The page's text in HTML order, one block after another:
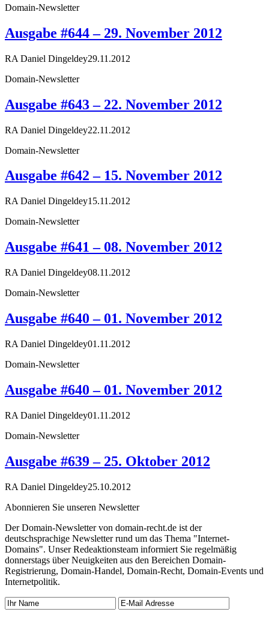
Domain-Newsletter
Ausgabe #644 – 29. November 2012
RA Daniel Dingeldey29.11.2012
Domain-Newsletter
Ausgabe #643 – 22. November 2012
RA Daniel Dingeldey22.11.2012
Domain-Newsletter
Ausgabe #642 – 15. November 2012
RA Daniel Dingeldey15.11.2012
Domain-Newsletter
Ausgabe #641 – 08. November 2012
RA Daniel Dingeldey08.11.2012
Domain-Newsletter
Ausgabe #640 – 01. November 2012
RA Daniel Dingeldey01.11.2012
Domain-Newsletter
Ausgabe #640 – 01. November 2012
RA Daniel Dingeldey01.11.2012
Domain-Newsletter
Ausgabe #639 – 25. Oktober 2012
RA Daniel Dingeldey25.10.2012
Abonnieren Sie unseren Newsletter
Der Domain-Newsletter von domain-recht.de ist der
deutschsprachige Newsletter rund um das Thema "Internet-
Domains". Unser Redeaktionsteam informiert Sie regelmäßig
donnerstags über Neuigkeiten aus den Bereichen Domain-
Registrierung, Domain-Handel, Domain-Recht, Domain-Events und
Internetpolitik.